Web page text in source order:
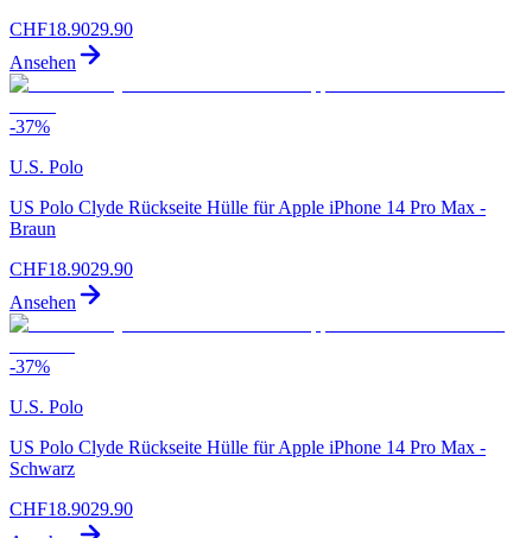
CHF18.9029.90
Ansehen
-37%
U.S. Polo
US Polo Clyde Rückseite Hülle für Apple iPhone 14 Pro Max -
Braun
CHF18.9029.90
Ansehen
-37%
U.S. Polo
US Polo Clyde Rückseite Hülle für Apple iPhone 14 Pro Max -
Schwarz
CHF18.9029.90